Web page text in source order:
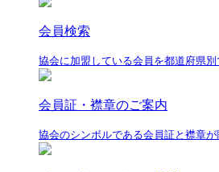
会員検索
協会に加盟している会員を都道府県別
会員証・襟章のご案内
協会のシンボルである会員証と襟章が